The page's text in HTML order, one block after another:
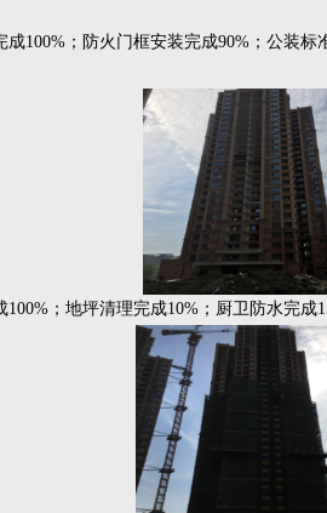
成100%；防火门框安装完成90%；公装
100%；地坪清理完成10%；厨卫防水完成